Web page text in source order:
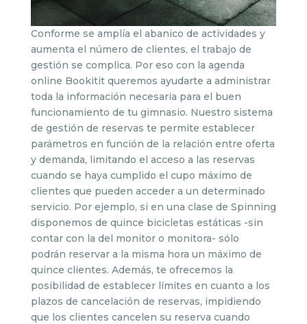
Conforme se amplía el abanico de actividades y
aumenta el número de clientes, el trabajo de
gestión se complica. Por eso con la agenda
online Bookitit queremos ayudarte a administrar
toda la información necesaria para el buen
funcionamiento de tu gimnasio. Nuestro sistema
de gestión de reservas te permite establecer
parámetros en función de la relación entre oferta
y demanda, limitando el acceso a las reservas
cuando se haya cumplido el cupo máximo de
clientes que pueden acceder a un determinado
servicio. Por ejemplo, si en una clase de Spinning
disponemos de quince bicicletas estáticas -sin
contar con la del monitor o monitora- sólo
podrán reservar a la misma hora un máximo de
quince clientes. Además, te ofrecemos la
posibilidad de establecer límites en cuanto a los
plazos de cancelación de reservas, impidiendo
que los clientes cancelen su reserva cuando